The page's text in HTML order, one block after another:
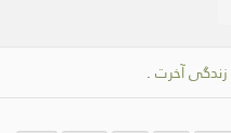
زندگی آخرت .